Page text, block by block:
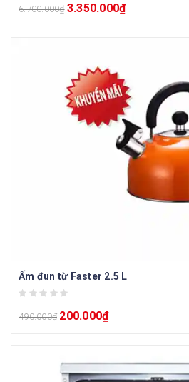
6.700.000₫ 3.350.000₫
Ấm đun từ Faster 2.5 L
490.000₫ 200.000₫